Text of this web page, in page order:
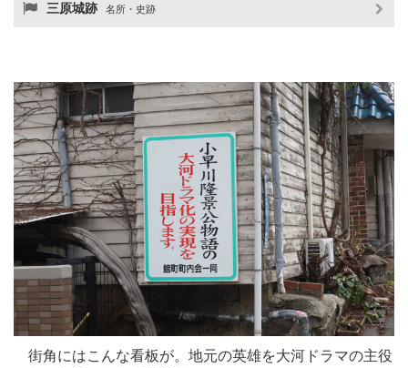
三原城跡 名所・史跡
街角にはこんな看板が。地元の英雄を大河ドラマの主役